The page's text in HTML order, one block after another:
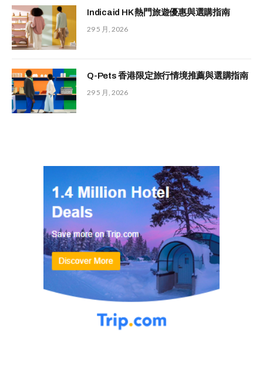
Indicaid HK 熱門旅遊優惠與選購指南
29 5 月, 2026
Q-Pets 香港限定旅行情境推薦與選購指南
29 5 月, 2026